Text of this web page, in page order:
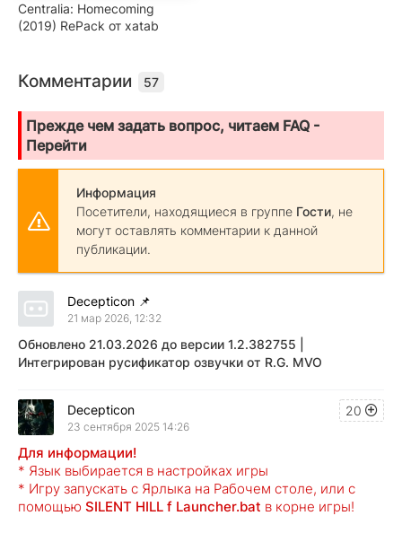
Centralia: Homecoming
(2019) RePack от xatab
Комментарии 57
Прежде чем задать вопрос, читаем FAQ -
Перейти
Информация
Посетители, находящиеся в группе Гости, не
могут оставлять комментарии к данной
публикации.
Decepticon 📌
21 мар 2026, 12:32
Обновлено 21.03.2026 до версии 1.2.382755 |
Интегрирован русификатор озвучки от R.G. MVO
20
Decepticon
23 сентября 2025 14:26
Для информации!
* Язык выбирается в настройках игры
* Игру запускать с Ярлыка на Рабочем столе, или с
помощью SILENT HILL f Launcher.bat в корне игры!